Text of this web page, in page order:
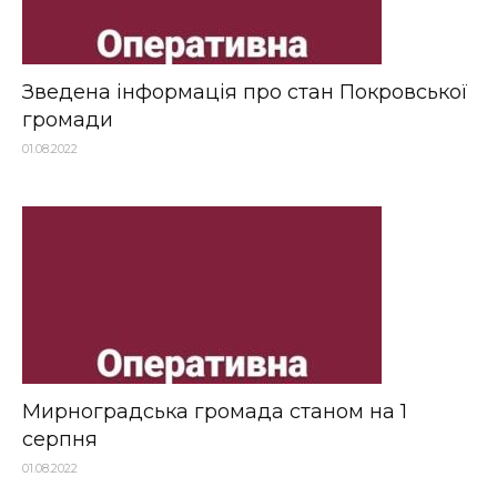
Зведена інформація про стан Покровської
громади
01.08.2022
Мирноградська громада станом на 1
серпня
01.08.2022